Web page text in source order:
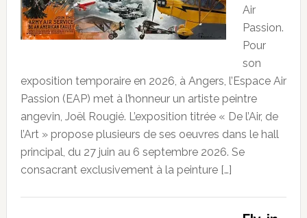
Air
Passion.
Pour
son
exposition temporaire en 2026, à Angers, l’Espace Air
Passion (EAP) met à l’honneur un artiste peintre
angevin, Joël Rougié. L’exposition titrée « De l’Air, de
l’Art » propose plusieurs de ses oeuvres dans le hall
principal, du 27 juin au 6 septembre 2026. Se
consacrant exclusivement à la peinture […]